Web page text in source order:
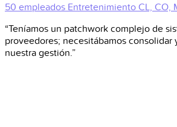
50 empleados Entretenimiento CL, CO,
“Teníamos un patchwork complejo de
proveedores; necesitábamos consolidar
nuestra gestión.”